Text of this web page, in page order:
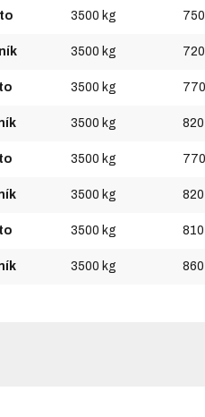
3500 kg
3500 kg
3500 kg
3500 kg
3500 kg
3500 kg
3500 kg
3500 kg